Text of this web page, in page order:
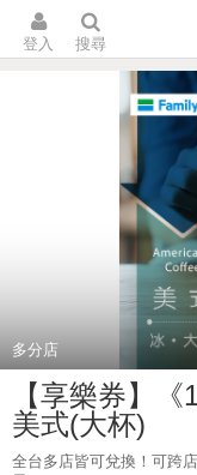
登入 搜尋
多分店
【享樂券】
美式(大杯)
全台多店皆可兌換！可跨